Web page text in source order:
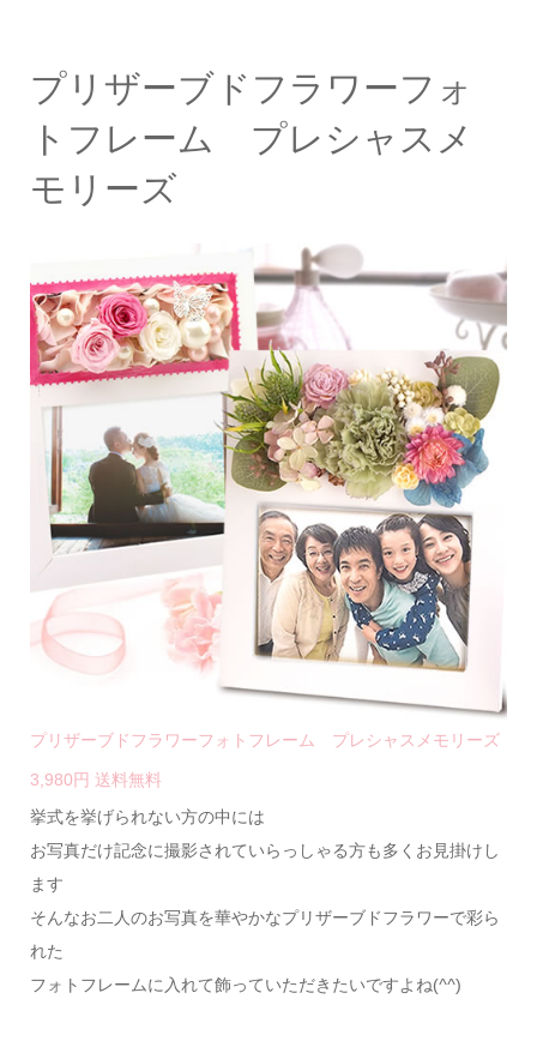
プリザーブドフラワーフォ
トフレーム プレシャスメ
モリーズ
プリザーブドフラワーフォトフレーム プレシャスメモリーズ
3,980円 送料無料
挙式を挙げられない方の中には
お写真だけ記念に撮影されていらっしゃる方も多くお見掛けし
ます
そんなお二人のお写真を華やかなプリザーブドフラワーで彩ら
れた
フォトフレームに入れて飾っていただきたいですよね(^^)